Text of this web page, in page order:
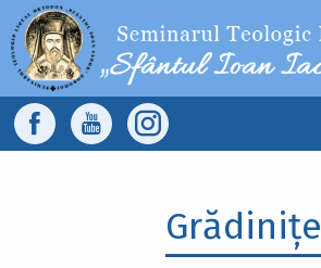
Sari la conținutul principal
Main
Grădinițe